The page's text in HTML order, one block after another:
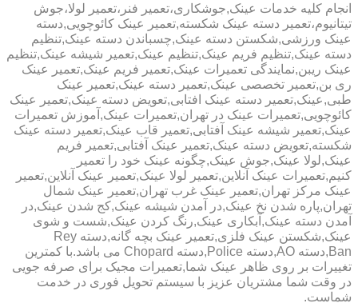
انجام کلیه خدمات عینک,جوشکاری،تعمیر فنر،تعمیر لولا،جوش
تیتانیوم،تعمیر دسته عینک شکسته,تعمیر عینک کائوچویی,دسته
عینک ورزشی,شکستن دسته عینک,چسباندن دسته عینک,تنظیم
دسته عینک,تنظیم فریم عینک,تنظیم عینک,تعمیر شیشه عینک,تنظیم
عینک ریبن,نمایندگی تعمیرات عینک,تعمیر فریم عینک,تعمیر عینک
ری بن,تعمیر تخصصی عینک,تعمیر دسته عینک,تعمیر عینک
طبی,عینک,تعمیر دسته عینک افتابی,تعویض دسته عینک,تعمیر عینک
کائوچویی,تعمیرات عینک در تهران,تعمیرات عینک,آموزش تعمیرات
عینک,تعمیر شیشه عینک آفتابی,تعمیر قاب عینک,تعمیر دسته عینک
شکسته,تعویض دسته عینک,تعمیر عینک آفتابی,تعمیر فریم
عینک,لولا عینک,جوش عینک,چگونه عینک خود را تعمیر
کنیم,تعمیرات عینک آنلاین,تعمیر لولا عینک,تعمیر عینک آنلاین,تعمیر
عینک مرکز تهران,تعمیر عینک غرب تهران,تعمیر عینک شمال
تهران,پاره شدن نخ عینک,در آمدن شیشه عینک,کج شدن عینک,در
آمدن دسته عینک,آبکاری عینک,رنگ کردن عینک,شست و شوی
عینک,شکستن عینک فلزی,تعمیر عینک بچه گانه,دسته Rey
Ban,دسته AO,دسته Police,دسته Chopard می باشد.با کمترین
تغییرات بر روی ظاهر عینک شما,تعمیرات مجیک برای صرفه جویی
در وقت شما مشتریان عزیز با سیستم تحویل فوری در خدمت
شماست.